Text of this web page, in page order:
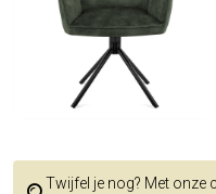
Twijfel je nog? Met onze